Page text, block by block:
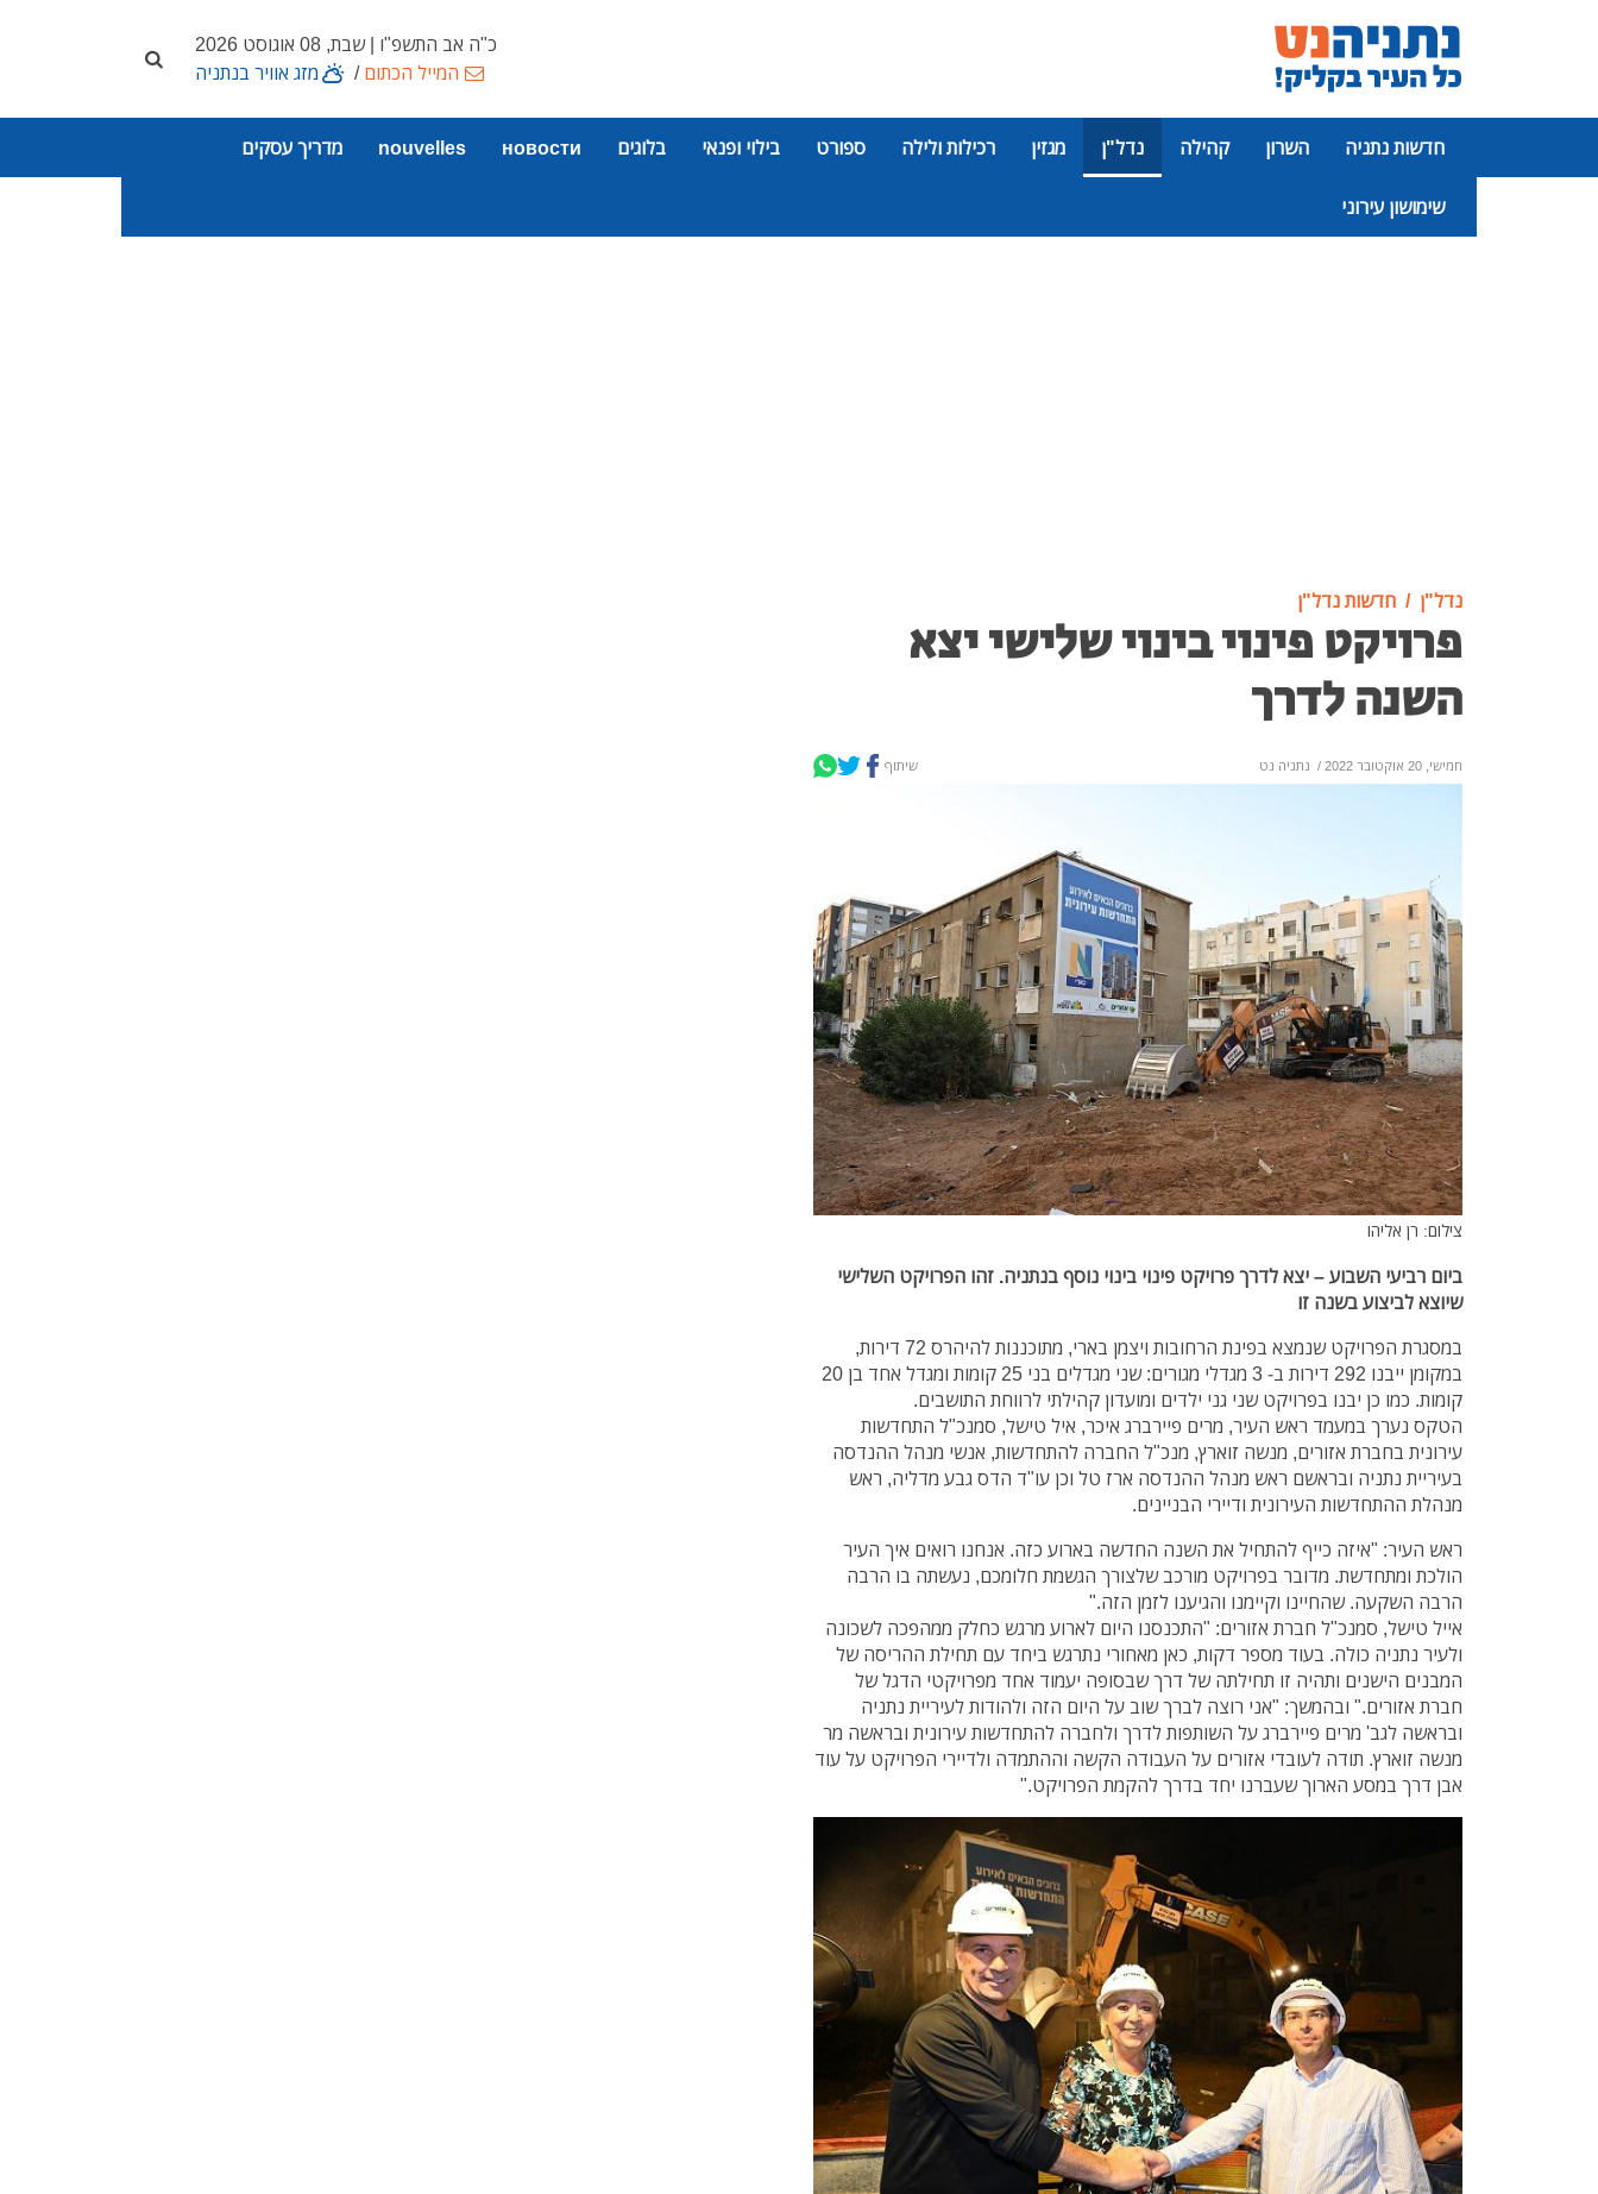
כ"ה אב התשפ"ו | שבת, 08 אוגוסט 2026
המייל הכתום/ מזג אוויר בנתניה
חדשות נתניה השרון קהילה נדל"ן מגזין רכילות ולילה ספורט בילוי ופנאי בלוגים новости
nouvelles מדריך עסקים
שימושון עירוני
נדל"ן חדשות נדל"ן
פרויקט פינוי בינוי שלישי יצא
השנה לדרך
חמישי, 20 אוקטובר 2022 / נתניה נט שיתוף
צילום: רן אליהו
ביום רביעי השבוע – יצא לדרך פרויקט פינוי בינוי נוסף בנתניה. זהו הפרויקט השלישי
שיוצא לביצוע בשנה זו
במסגרת הפרויקט שנמצא בפינת הרחובות ויצמן בארי, מתוכננות להיהרס 72 דירות,
במקומן ייבנו 292 דירות ב- 3 מגדלי מגורים: שני מגדלים בני 25 קומות ומגדל אחד בן 20
קומות. כמו כן יבנו בפרויקט שני גני ילדים ומועדון קהילתי לרווחת התושבים.
הטקס נערך במעמד ראש העיר, מרים פיירברג איכר, איל טישל, סמנכ"ל התחדשות
עירונית בחברת אזורים, מנשה זוארץ, מנכ"ל החברה להתחדשות, אנשי מנהל ההנדסה
בעיריית נתניה ובראשם ראש מנהל ההנדסה ארז טל וכן עו"ד הדס גבע מדליה, ראש
מנהלת ההתחדשות העירונית ודיירי הבניינים.
ראש העיר: "איזה כייף להתחיל את השנה החדשה בארוע כזה. אנחנו רואים איך העיר
הולכת ומתחדשת. מדובר בפרויקט מורכב שלצורך הגשמת חלומכם, נעשתה בו הרבה
הרבה השקעה. שהחיינו וקיימנו והגיענו לזמן הזה."
אייל טישל, סמנכ"ל חברת אזורים: "התכנסנו היום לארוע מרגש כחלק ממהפכה לשכונה
ולעיר נתניה כולה. בעוד מספר דקות, כאן מאחורי נתרגש ביחד עם תחילת ההריסה של
המבנים הישנים ותהיה זו תחילתה של דרך שבסופה יעמוד אחד מפרויקטי הדגל של
חברת אזורים." ובהמשך: "אני רוצה לברך שוב על היום הזה ולהודות לעיריית נתניה
ובראשה לגב' מרים פיירברג על השותפות לדרך ולחברה להתחדשות עירונית ובראשה מר
מנשה זוארץ. תודה לעובדי אזורים על העבודה הקשה וההתמדה ולדיירי הפרויקט על עוד
אבן דרך במסע הארוך שעברנו יחד בדרך להקמת הפרויקט."